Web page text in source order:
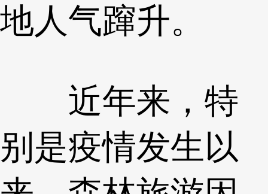
地人气蹿升。
近年来，特
别是疫情发生以